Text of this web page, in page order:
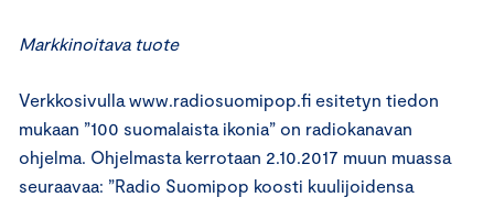
Markkinoitava tuote
Verkkosivulla www.radiosuomipop.fi esitetyn tiedon
mukaan ”100 suomalaista ikonia” on radiokanavan
ohjelma. Ohjelmasta kerrotaan 2.10.2017 muun muassa
seuraavaa: ”Radio Suomipop koosti kuulijoidensa